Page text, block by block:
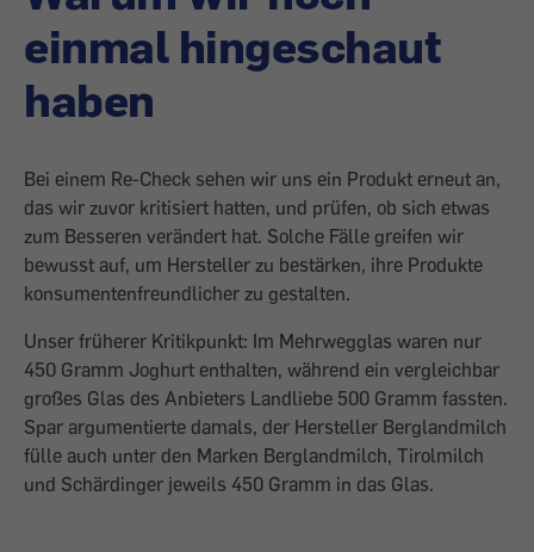
einmal hingeschaut
haben
Bei einem Re-Check sehen wir uns ein Produkt erneut an,
das wir zuvor kritisiert hatten, und prüfen, ob sich etwas
zum Besseren verändert hat. Solche Fälle greifen wir
bewusst auf, um Hersteller zu bestärken, ihre Produkte
konsumentenfreundlicher zu gestalten.
Unser früherer Kritikpunkt: Im Mehrwegglas waren nur
450 Gramm Joghurt enthalten, während ein vergleichbar
großes Glas des Anbieters Landliebe 500 Gramm fassten.
Spar argumentierte damals, der Hersteller Berglandmilch
fülle auch unter den Marken Berglandmilch, Tirolmilch
und Schärdinger jeweils 450 Gramm in das Glas.